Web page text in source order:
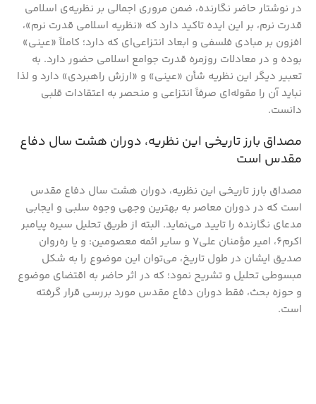
در نوشتار حاضر نگارنده، ضمن مروری اجمالی بر نظریه‌ی اسلامی
قدرت نرم، بر این ایده تاکید دارد که «نظریه اسلامی قدرت نرم»،
افزون بر مبادی فلسفی و ابعاد انتزاعی‌ای که دارد؛ کاملاً «عینی»
بوده و در معادلات روزمره قدرت جوامع اسلامی حضور دارد. به
تعبیر دیگر این نظریه شأن «عینی» و «ارزش راهبردی» دارد و لذا
نباید آن را مقوله‌ای صرفاً انتزاعی و منحصر به اعتقادات قلبی
دانست.
مصداق بارز تاریخی این نظریه، دوران هشت سال دفاع
مقدس است
مصداق بارز تاریخی این نظریه، دوران هشت سال دفاع مقدس
است که در دوران معاصر به بهترین وجهی وجوه سلبی و ایجابی
مدعای نگارنده را تایید می‌نماید. البته از طریق تحلیل سیره پیامبر
اکرم۶، امیر مؤمنان علی۷ و سایر ائمه معصومین: و یا ره‌روان
صدیق ایشان در طول تاریخ، می‌توان این موضوع را به شکل
مبسوطی تحلیل و تشریح نمود؛ که در اثر حاضر به اقتضای موضوع
و حوزه بحث، فقط دوران دفاع مقدس مورد بررسی قرار گرفته
است.